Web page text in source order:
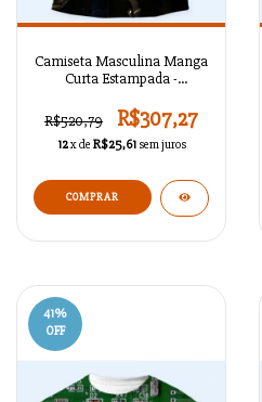
Camiseta Masculina Manga
Curta Estampada -
R$520,79
R$307,27
12x de R$25,61 sem juros
COMPRAR
41%
OFF